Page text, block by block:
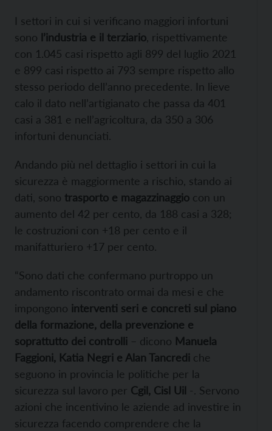
I settori in cui si verificano maggiori infortuni
sono l’industria e il terziario , rispettivamente
con 1.045 casi rispetto agli 899 del luglio 2021
e 899 casi rispetto ai 793 sempre rispetto allo
stesso periodo dell’anno precedente. In lieve
calo il dato nell’artigianato che passa da 401
casi a 381 e nell’agricoltura, da 350 a 306
infortuni denunciati.
Andando più nel dettaglio i settori in cui la
sicurezza è maggiormente a rischio, stando ai
dati, sono trasporto e magazzinaggio con un
aumento del 42 per cento, da 188 casi a 328;
le costruzioni con +18 per cento e il
manifatturiero +17 per cento.
“Sono dati che confermano purtroppo un
andamento riscontrato ormai da mesi e che
impongono interventi seri e concreti sul piano
della formazione, della prevenzione e
soprattutto dei controlli – dicono Manuela
Faggioni, Katia Negri e Alan Tancredi che
seguono in provincia le politiche per la
sicurezza sul lavoro per Cgil, Cisl Uil -. Servono
azioni che incentivino le aziende ad investire in
sicurezza facendo comprendere che la